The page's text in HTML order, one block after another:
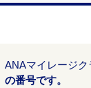
ANAマイレージク
の番号です。